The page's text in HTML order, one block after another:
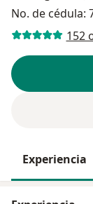
No. de cédula:
152
Experiencia